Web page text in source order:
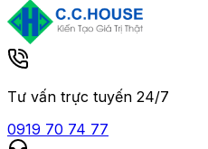
Tư vấn trực tuyến 24/7
0919 70 74 77